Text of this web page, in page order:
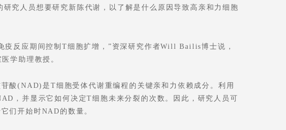
究人员想要研究新陈代谢，以了解是什么原因导致高亲和力细胞
疫反应期间控制T细胞扩增，”资深研究作者Will Bailis博士说，
学助理教授。
酸(NAD)是T细胞受体代谢重编程的关键亲和力依赖成分。利用
，并显示它如何决定T细胞未来分裂的次数。因此，研究人员可
们开始时NAD的数量。